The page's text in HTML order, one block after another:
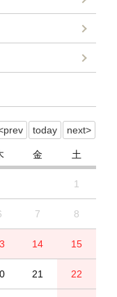
金 土
1
7 8
14 15
21 22